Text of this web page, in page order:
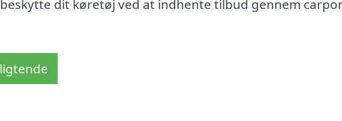
dit køretøj ved at indhente tilbud gennem